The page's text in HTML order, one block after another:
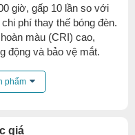
giờ, gấp 10 lần so với
phí thay thế bóng đèn.
màu (CRI) cao,
động và bảo vệ mắt.
khỏe người sử dụng
phẩm
giá